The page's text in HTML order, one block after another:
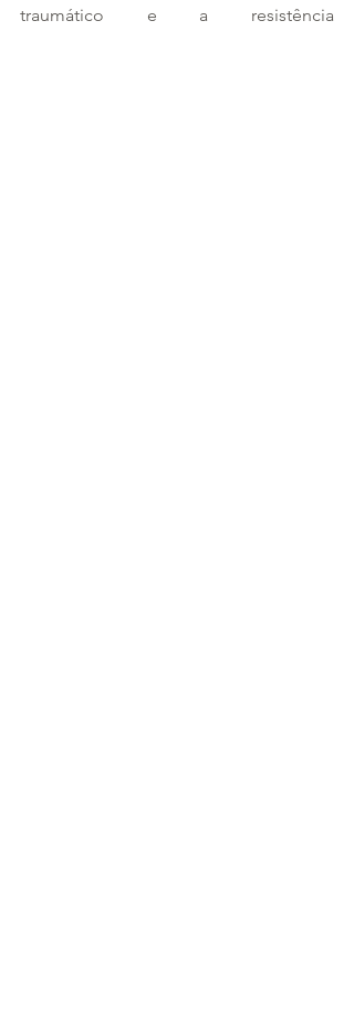
traumático e a resistência